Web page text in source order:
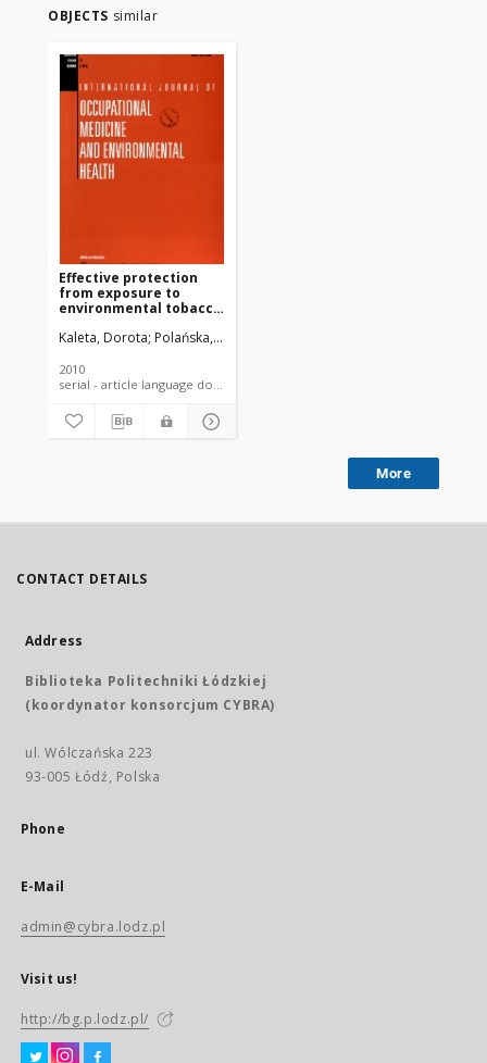
OBJECTS similar
Effective protection
from exposure to
environmental tobacco
World Health
perspective
Kaleta, Dorota Polańska, Kinga
2010
serial - article language document
More
CONTACT DETAILS
Address
Biblioteka Politechniki Łódzkiej
(koordynator konsorcjum CYBRA)
ul. Wólczańska 223
93-005 Łódź, Polska
Phone
E-Mail
admin@cybra.lodz.pl
Visit us!
http://bg.p.lodz.pl/